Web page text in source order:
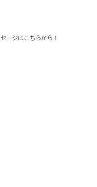
ージはこちらから！